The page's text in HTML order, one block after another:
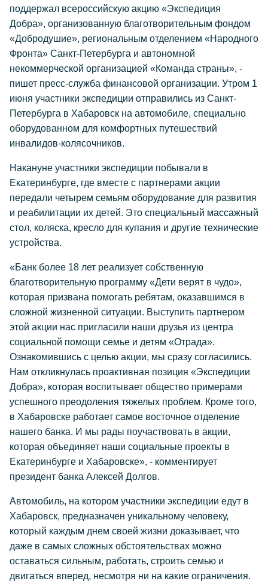
поддержал всероссийскую акцию «Экспедиция
Добра», организованную благотворительным фондом
«Добродушие», региональным отделением «Народного
Фронта» Санкт-Петербурга и автономной
некоммерческой организацией «Команда страны», -
пишет пресс-служба финансовой организации. Утром 1
июня участники экспедиции отправились из Санкт-
Петербурга в Хабаровск на автомобиле, специально
оборудованном для комфортных путешествий
инвалидов-колясочников.
Накануне участники экспедиции побывали в
Екатеринбурге, где вместе с партнерами акции
передали четырем семьям оборудование для развития
и реабилитации их детей. Это специальный массажный
стол, коляска, кресло для купания и другие технические
устройства.
«Банк более 18 лет реализует собственную
благотворительную программу «Дети верят в чудо»,
которая призвана помогать ребятам, оказавшимся в
сложной жизненной ситуации. Выступить партнером
этой акции нас пригласили наши друзья из центра
социальной помощи семье и детям «Отрада».
Ознакомившись с целью акции, мы сразу согласились.
Нам откликнулась проактивная позиция «Экспедиции
Добра», которая воспитывает общество примерами
успешного преодоления тяжелых проблем. Кроме того,
в Хабаровске работает самое восточное отделение
нашего банка. И мы рады поучаствовать в акции,
которая объединяет наши социальные проекты в
Екатеринбурге и Хабаровске», - комментирует
президент банка Алексей Долгов.
Автомобиль, на котором участники экспедиции едут в
Хабаровск, предназначен уникальному человеку,
который каждым днем своей жизни доказывает, что
даже в самых сложных обстоятельствах можно
оставаться сильным, работать, строить семью и
двигаться вперед, несмотря ни на какие ограничения.